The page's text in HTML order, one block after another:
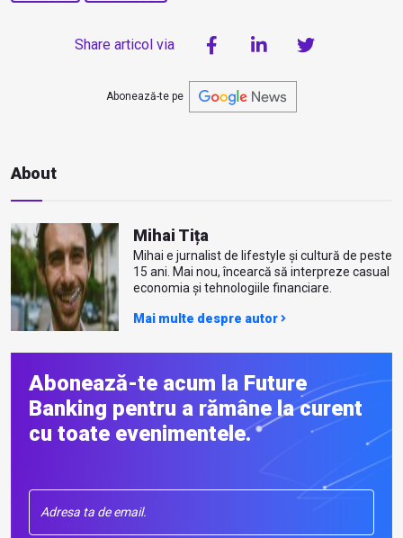
Share articol via
Abonează-te pe
About
Mihai Tița
Mihai e jurnalist de lifestyle și cultură de peste
15 ani. Mai nou, încearcă să interpreze casual
economia și tehnologiile financiare.
Mai multe despre autor
Abonează-te acum la Future
Banking pentru a rămâne la curent
cu toate evenimentele.